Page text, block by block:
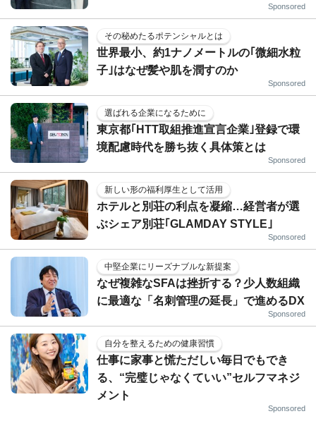
Sponsored
その秘めたるポテンシャルとは
世界最小、約1ナノメートルの｢微細水粒
子｣はなぜ髪や肌を潤すのか
Sponsored
選ばれる企業になるために
東京都｢HTT取組推進宣言企業｣登録で環
境配慮時代を勝ち抜く具体策とは
Sponsored
新しい形の福利厚生として活用
ホテルと別荘の利点を凝縮…経営者が選
ぶシェア別荘｢GLAMDAY STYLE｣
Sponsored
中堅企業にリーズナブルな新提案
なぜ複雑なSFAは挫折する？少人数組織
に最適な「名刺管理の延長」で進めるDX
Sponsored
自分を整えるための健康習慣
仕事に家事と慌ただしい毎日でもでき
る、“完璧じゃなくていい”セルフマネジ
メント
Sponsored